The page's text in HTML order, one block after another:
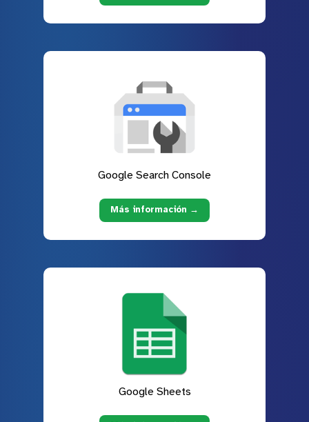
Google Search Console
Más información →
Google Sheets